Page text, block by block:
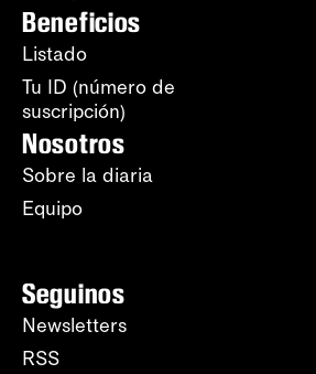
Beneficios
Listado
Tu ID (número de
suscripción)
Nosotros
Sobre la diaria
Equipo
Seguinos
Newsletters
RSS